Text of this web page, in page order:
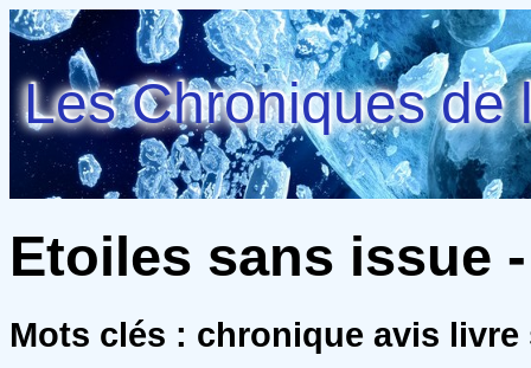
Les Chroniques de
Etoiles sans issue
Mots clés : chronique avis